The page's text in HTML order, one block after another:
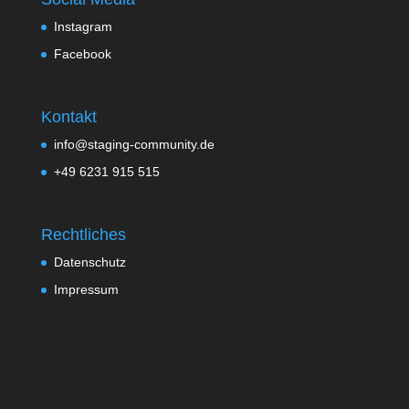
Instagram
Facebook
Kontakt
info@staging-community.de
+49 6231 915 515
Rechtliches
Datenschutz
Impressum